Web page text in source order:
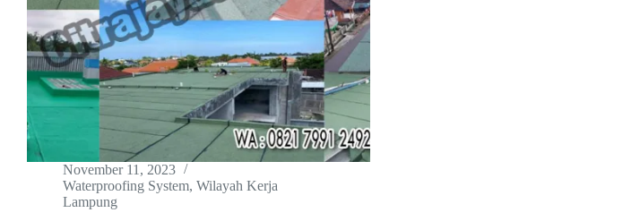
November 11, 2023
Waterproofing System, Wilayah Kerja
Lampung